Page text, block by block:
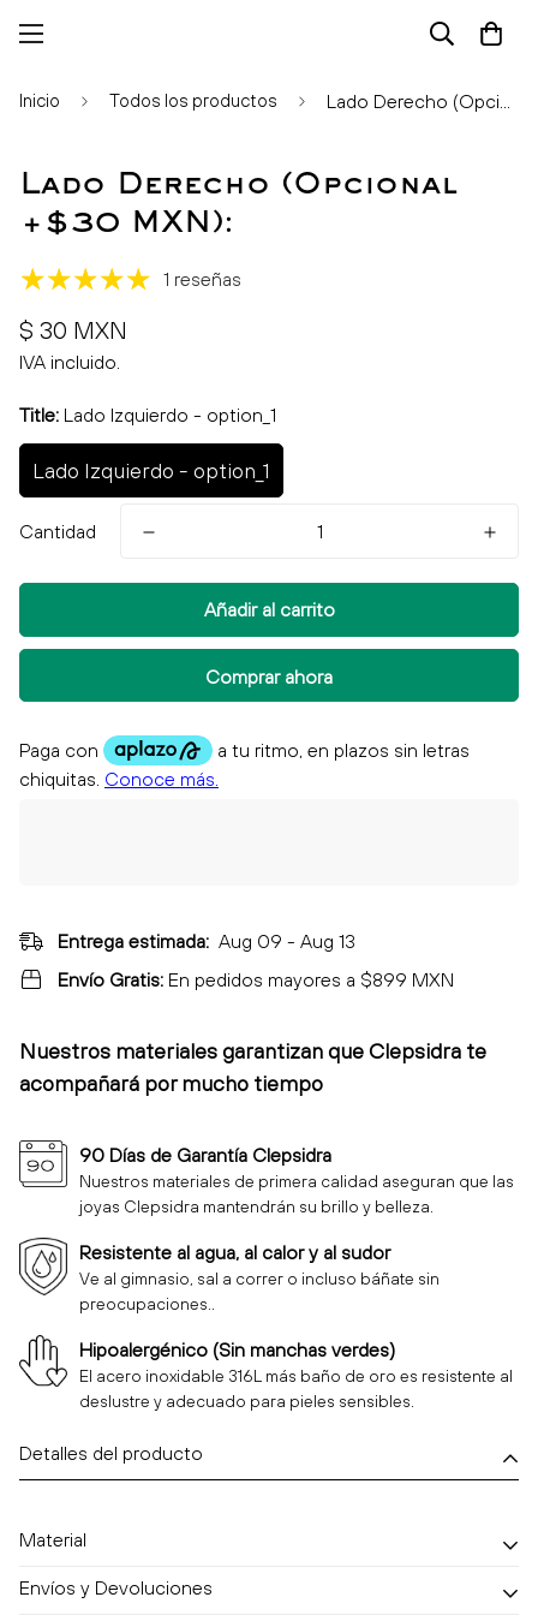
Inicio Todos los productos
Lado Derecho (Opcional
+$30 MXN):
1 reseñas
Precio
regular
$ 30 MXN
IVA incluido.
Title: Lado Izquierdo - option_1
Lado Izquierdo - option_1
Cantidad
Añadir al carrito
Comprar ahora
Entrega estimada: Aug 09 - Aug 13
Envío Gratis: En pedidos mayores a $899 MXN
Nuestros materiales garantizan que Clepsidra te
acompañará por mucho tiempo
90 Días de Garantía Clepsidra
Nuestros materiales de primera calidad aseguran que las
joyas Clepsidra mantendrán su brillo y belleza.
Resistente al agua, al calor y al sudor
Ve al gimnasio, sal a correr o incluso báñate sin
preocupaciones..
Hipoalergénico (Sin manchas verdes)
El acero inoxidable 316L más baño de oro es resistente al
deslustre y adecuado para pieles sensibles.
Detalles del producto
Material
Envíos y Devoluciones